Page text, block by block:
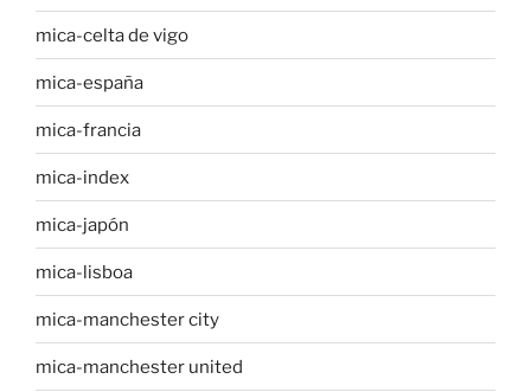
mica-celta de vigo
mica-españa
mica-francia
mica-index
mica-japón
mica-lisboa
mica-manchester city
mica-manchester united